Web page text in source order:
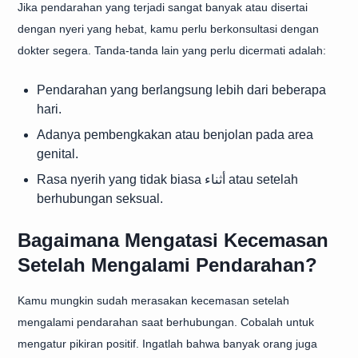
Jika pendarahan yang terjadi sangat banyak atau disertai
dengan nyeri yang hebat, kamu perlu berkonsultasi dengan
dokter segera. Tanda-tanda lain yang perlu dicermati adalah:
Pendarahan yang berlangsung lebih dari beberapa
hari.
Adanya pembengkakan atau benjolan pada area
genital.
Rasa nyerih yang tidak biasa أثناء atau setelah
berhubungan seksual.
Bagaimana Mengatasi Kecemasan
Setelah Mengalami Pendarahan?
Kamu mungkin sudah merasakan kecemasan setelah
mengalami pendarahan saat berhubungan. Cobalah untuk
mengatur pikiran positif. Ingatlah bahwa banyak orang juga